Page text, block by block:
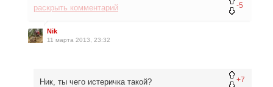
-5
раскрыть комментарий
Nik
11 марта 2013, 23:32
+7
Ник, ты чего истеричка такой?